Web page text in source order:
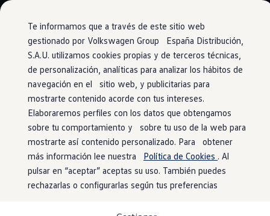
Te informamos que a través de este sitio web
gestionado por Volkswagen Group España Distribución,
S.A.U. utilizamos cookies propias y de terceros técnicas,
de personalización, analíticas para analizar los hábitos de
navegación en el sitio web, y publicitarias para
mostrarte contenido acorde con tus intereses.
Elaboraremos perfiles con los datos que obtengamos
sobre tu comportamiento y sobre tu uso de la web para
mostrarte así contenido personalizado. Para obtener
más información lee nuestra Política de Cookies . Al
pulsar en “aceptar” aceptas su uso. También puedes
rechazarlas o configurarlas según tus preferencias
Ir
directamente
al contenido
Ir
directamente
al pie de
página
ComercialesConoce todos los modelos
Configura todos los modelos
Ver todos los modelos
Ver todos los modelos
Soluciones estandarizadas
Campers
Ofertas y stock
Ofertas para profesionales
Volkswagen nuevo en stock
Volkswagen de ocasión en stock
Ofertas para particulares
Volkswagen nuevo en stock
Volkswagen de ocasión
Eléctricos e híbridos
Simulador de autonomía
Simulador de carga
Iluminación
Ilumina tu camino
Luz de marcha diurnacon activación automática
de la luz de cruce y función Coming Home y